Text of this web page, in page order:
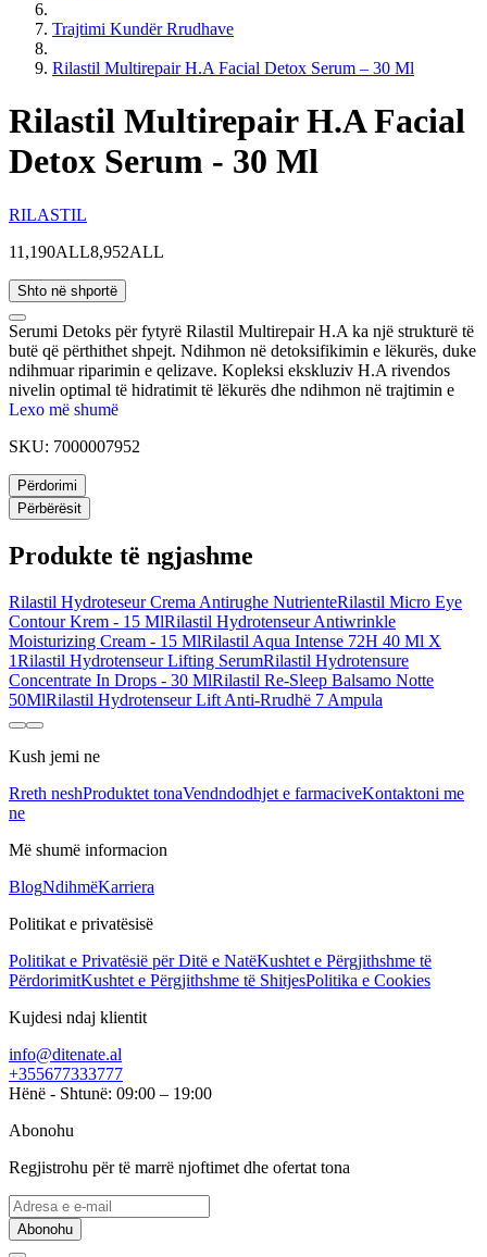
Trajtimi Kundër Rrudhave
Rilastil Multirepair H.A Facial Detox Serum – 30 Ml
Rilastil Multirepair H.A Facial
Detox Serum - 30 Ml
RILASTIL
11,190ALL8,952ALL
Shto në shportë
Serumi Detoks për fytyrë Rilastil Multirepair H.A ka një strukturë të
butë që përthithet shpejt. Ndihmon në detoksifikimin e lëkurës, duke
ndihmuar riparimin e qelizave. Kopleksi ekskluziv H.A rivendos
nivelin optimal të hidratimit të lëkurës dhe ndihmon në trajtimin e
rrudhave. Serumi është i përshtatshëm për të gjitha llojet e lëkurave.
Lexo më shumë
SKU: 7000007952
Përdorimi
Përbërësit
Produkte të ngjashme
Rilastil Hydroteseur Crema Antirughe NutrienteRilastil Micro Eye
Contour Krem - 15 MlRilastil Hydrotenseur Antiwrinkle
Moisturizing Cream - 15 MlRilastil Aqua Intense 72H 40 Ml X
1Rilastil Hydrotenseur Lifting SerumRilastil Hydrotensure
Concentrate In Drops - 30 MlRilastil Re-Sleep Balsamo Notte
50MlRilastil Hydrotenseur Lift Anti-Rrudhë 7 Ampula
Kush jemi ne
Rreth neshProduktet tonaVendndodhjet e farmaciveKontaktoni me
ne
Më shumë informacion
BlogNdihmëKarriera
Politikat e privatësisë
Politikat e Privatësië për Ditë e NatëKushtet e Përgjithshme të
PërdorimitKushtet e Përgjithshme të ShitjesPolitika e Cookies
Kujdesi ndaj klientit
info@ditenate.al
+355677333777
Hënë - Shtunë: 09:00 – 19:00
Abonohu
Regjistrohu për të marrë njoftimet dhe ofertat tona
Abonohu